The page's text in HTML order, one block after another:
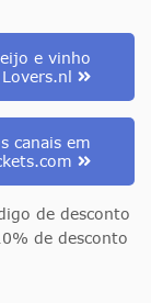
e vinho
canais em
de desconto
de desconto